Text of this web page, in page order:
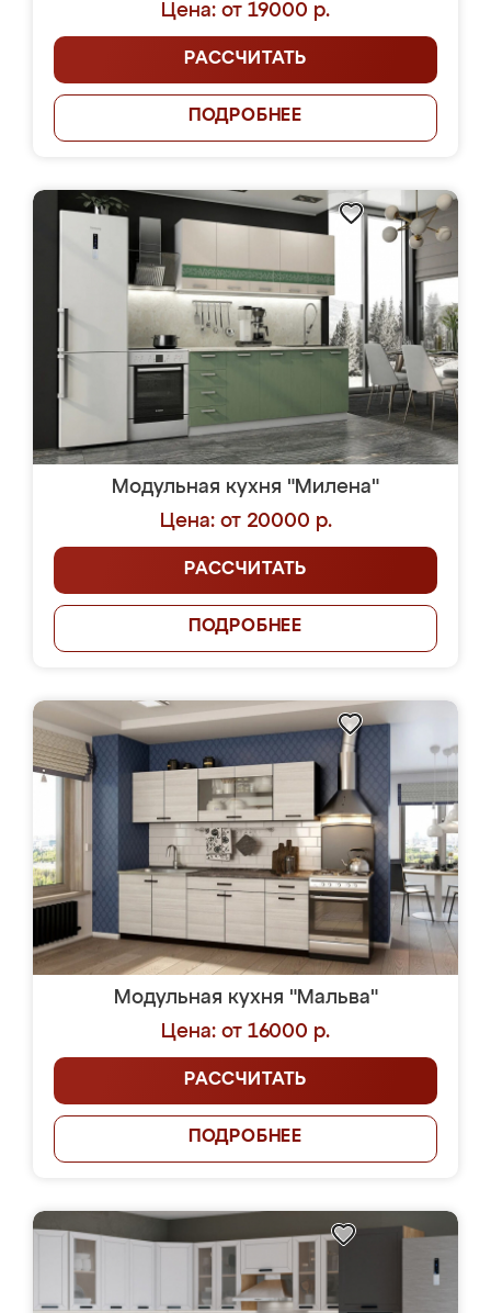
Цена: от 19000 р.
РАССЧИТАТЬ
ПОДРОБНЕЕ
Модульная кухня "Милена"
Цена: от 20000 р.
РАССЧИТАТЬ
ПОДРОБНЕЕ
Модульная кухня "Мальва"
Цена: от 16000 р.
РАССЧИТАТЬ
ПОДРОБНЕЕ